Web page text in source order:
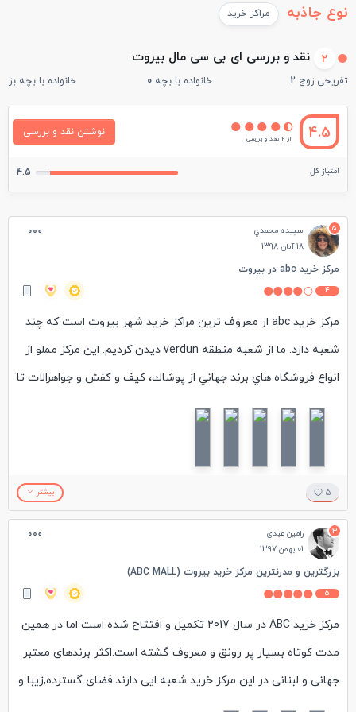
نوع جاذبه مراکز خرید
2 نقد و بررسی ای بی سی مال بیروت
تفریحی زوج 2 خانواده با بچه 0 خانواده با بچه
4.5 از 2 نقد و بررسی
نوشتن نقد و بررسی
امتیاز کل 4.5
5
سپيده محمدي
18 آبان 1398
مركز خريد abc در بيروت
4
مركز خريد abc از معروف ترين مراكز خريد شهر بيروت است كه چند
شعبه دارد. ما از شعبه منطقه verdun ديدن كرديم. اين مركز مملو از
انواع فروشگاه هاي برند جهاني از پوشاك، كيف و كفش و جواهرالات تا
ابزارالات موسيقي است. اين مركز قسمت فودكورت و كافه و همچنين
محصولات فروشگاه ها اكثرا بالاست و بهترين خريد ماه هاي تخفيف
يعني اگوست، جولاي و ژانويه است.
5 بیشتر
3
رامین عبدی
01 بهمن 1397
بزرگترین و مدرنترین مرکز خرید بیروت (ABC MALL)
5
مرکز خرید ABC در سال 2017 تکمیل و افتتاح شده است اما در همین
مدت کوتاه بسیار پر رونق و معروف گشته است.اکثر برندهای معتبر
جهانی و لبنانی در این مرکز خرید شعبه ایی دارند.فضای گسترده,زیبا و
تمیز همراه با طراحی تحسین بر انگیز این مرکز خرید باعث شده تا اکثر